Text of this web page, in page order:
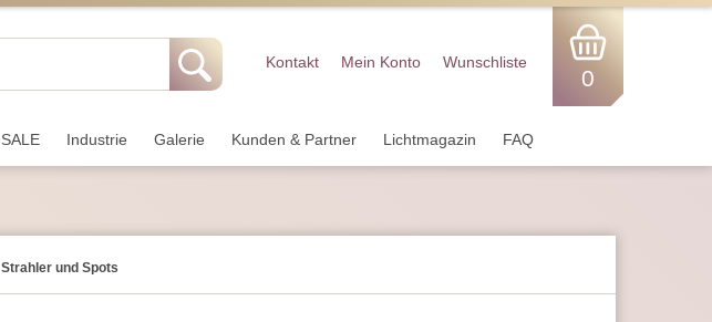
Kontakt Mein Konto Wunschliste
0
SALE Industrie Galerie Kunden & Partner Lichtmagazin FAQ
Strahler und Spots